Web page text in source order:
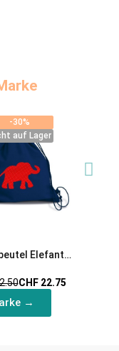
-30%
auf Lager
-30%
auf Lager
Elefant
rougeCHF 22.75
→